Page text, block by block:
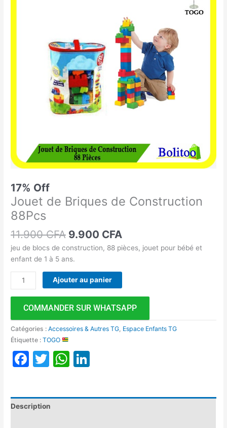
17% Off
Jouet de Briques de Construction
88Pcs
11.900CFA 9.900 CFA
jeu de blocs de construction, 88 pièces, jouet pour bébé et
enfant de 1 à 5 ans.
Ajouter au panier
COMMANDER SUR WHATSAPP
Catégories :Accessoires & Autres TG Espace Enfants TG
Étiquette :TOGO
Facebook
TwitterWhatsApp
Description